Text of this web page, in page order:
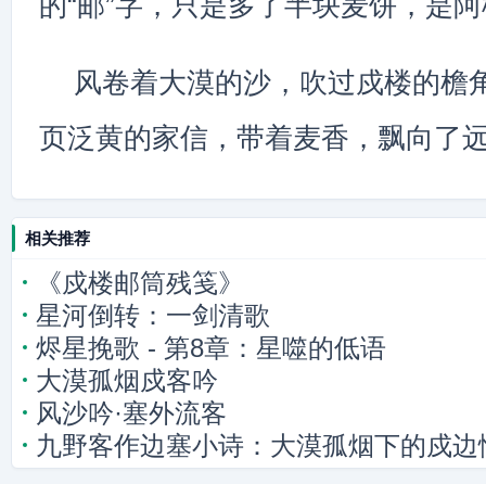
风卷着大漠的沙，吹过戍楼的檐
页泛黄的家信，带着麦香，飘向了
相关推荐
《戍楼邮筒残笺》
星河倒转：一剑清歌
烬星挽歌 - 第8章：星噬的低语
大漠孤烟戍客吟
风沙吟·塞外流客
九野客作边塞小诗：大漠孤烟下的戍边